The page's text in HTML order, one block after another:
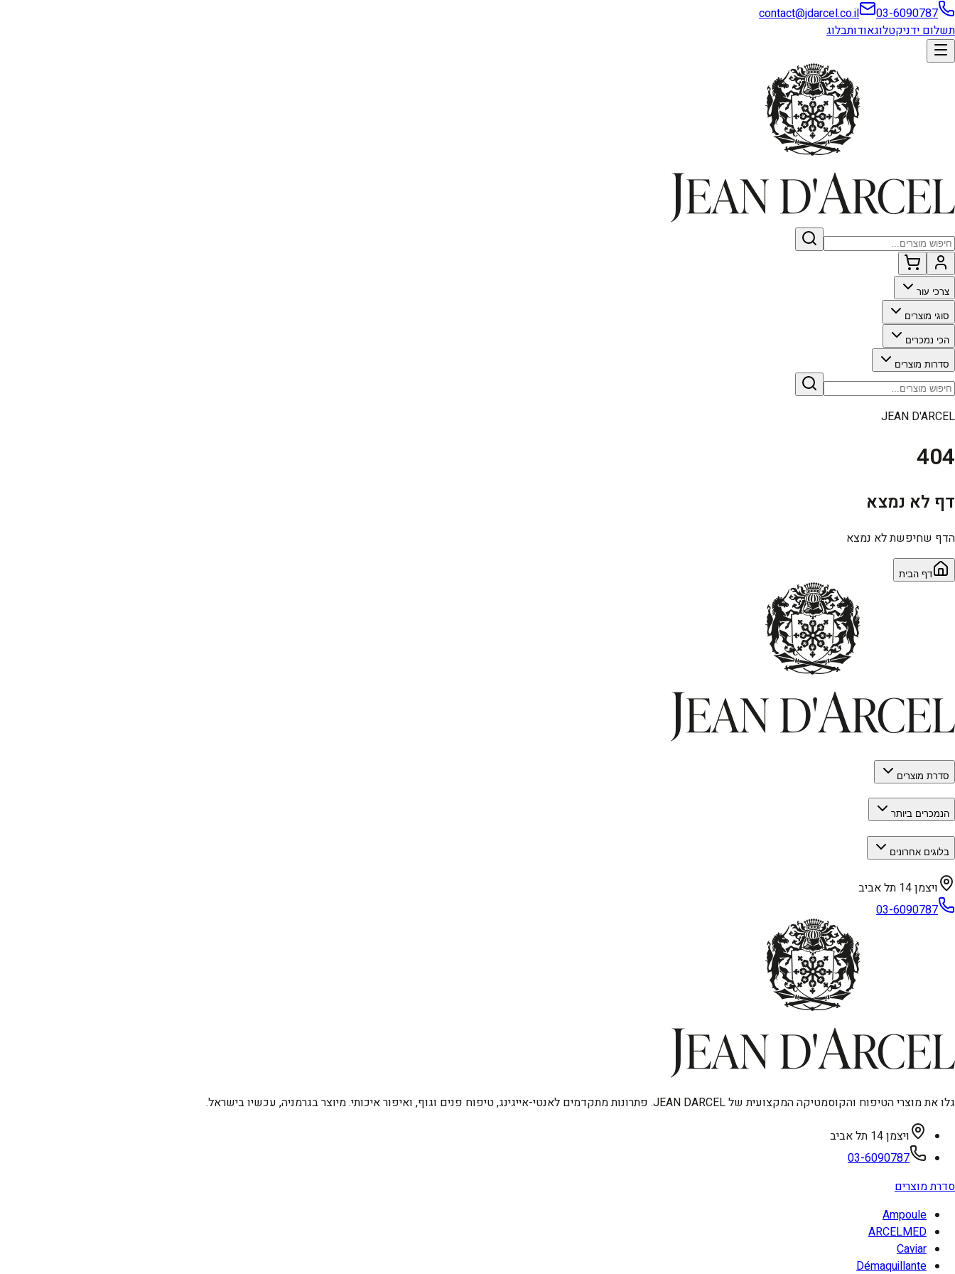
03-6090787
contact@jdarcel.co.il
תשלום ידניקטלוגאודותבלוג
צרכי עור
סוגי מוצרים
הכי נמכרים
סדרות מוצרים
JEAN D'ARCEL
404
דף לא נמצא
הדף שחיפשת לא נמצא
דף הבית
סדרת מוצרים
הנמכרים ביותר
בלוגים אחרונים
ויצמן 14 תל אביב
03-6090787
גלו את מוצרי הטיפוח והקוסמטיקה המקצועית של JEAN DARCEL. פתרונות מתקדמים לאנטי-אייגינג, טיפוח פנים וגוף, ואיפור איכותי. מיוצר בגרמניה, עכשיו בישראל.
ויצמן 14 תל אביב
03-6090787
סדרת מוצרים
Ampoule
ARCELMED
Caviar
Démaquillante